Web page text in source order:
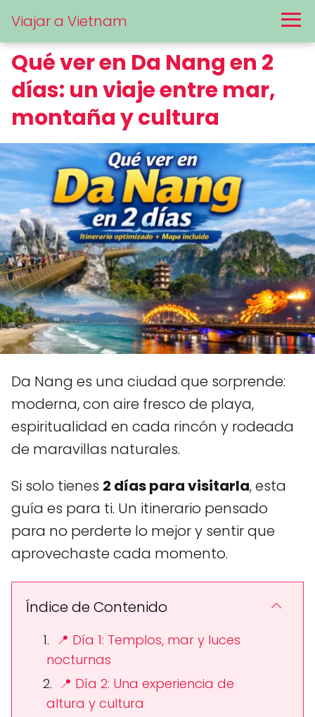
Viajar a Vietnam
Qué ver en Da Nang en 2
días: un viaje entre mar,
montaña y cultura
Da Nang es una ciudad que sorprende:
moderna, con aire fresco de playa,
espiritualidad en cada rincón y rodeada
de maravillas naturales.
Si solo tienes 2 días para visitarla, esta
guía es para ti. Un itinerario pensado
para no perderte lo mejor y sentir que
aprovechaste cada momento.
Índice de Contenido
📍 Día 1: Templos, mar y luces
nocturnas
📍 Día 2: Una experiencia de
altura y cultura